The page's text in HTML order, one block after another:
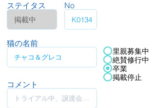
ステイタス No
猫の名前
コメント
里親募集中
絶賛修行中
卒業
掲載停止